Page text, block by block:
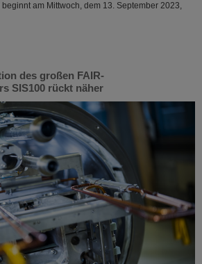
am Mittwoch, dem 13. September 2023,
des großen FAIR-
SIS100 rückt näher